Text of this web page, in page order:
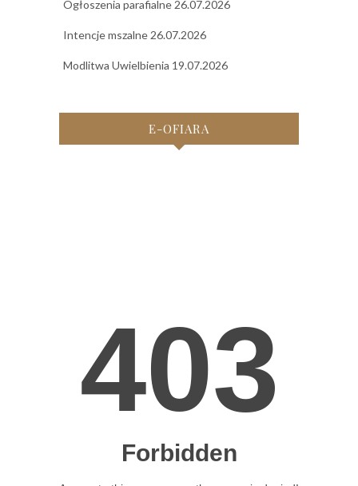
Ogłoszenia parafialne 26.07.2026
Intencje mszalne 26.07.2026
Modlitwa Uwielbienia 19.07.2026
E-OFIARA